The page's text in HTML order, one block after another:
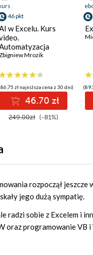
46 pkt
w Excelu. Kurs
w pracy
Mrozik
zł najniższa cena z 30 dni)
46.70 zł
249.00zł (-81%)
rozpoczął jeszcze
jego dużą sympatię.
radzi sobie z Excelem i
oraz programowanie VB i